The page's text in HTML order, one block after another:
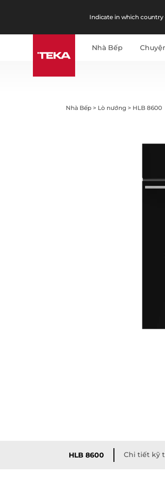
Indicate in which country
Nhà Bếp
Nhà Bếp > Lò nướng > HLB 8600
HLB 8600 Chi tiết kỹ